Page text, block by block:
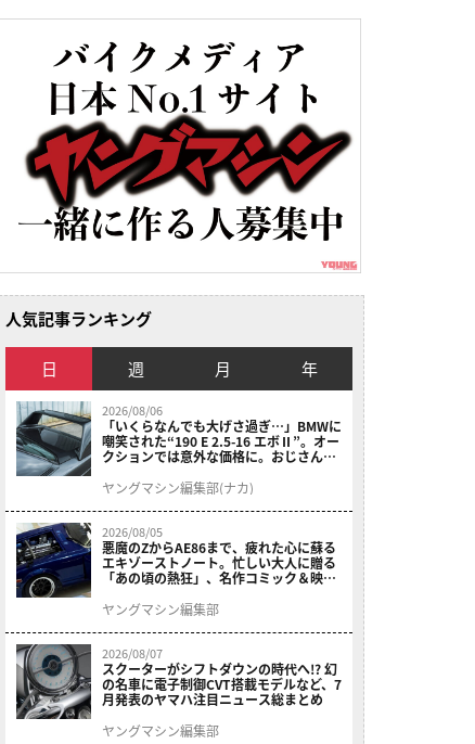
人気記事ランキング
日 週 月 年
2026/08/06
「いくらなんでも大げさ過ぎ…」BMWに
嘲笑された“190 E 2.5-16 エボⅡ”。オー
クションでは意外な価格に。おじさん達
ヤングマシン編集部(ナカ)
2026/08/05
悪魔のZからAE86まで、疲れた心に蘇る
エキゾーストノート。忙しい大人に贈る
「あの頃の熱狂」、名作コミック＆映画
結！
ヤングマシン編集部
2026/08/07
スクーターがシフトダウンの時代へ!? 幻
の名車に電子制御CVT搭載モデルなど、7
月発表のヤマハ注目ニュース総まとめ
ヤングマシン編集部